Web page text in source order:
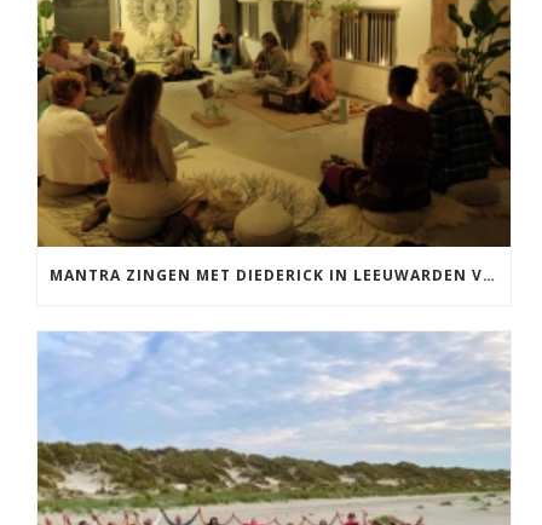
MANTRA ZINGEN MET DIEDERICK IN LEEUWARDEN VRIJDAG 12 JUNI KIRTAN